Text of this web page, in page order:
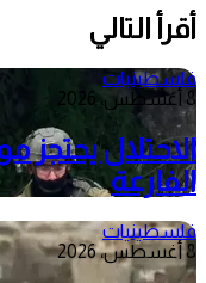
أقرأ التالي
فلسطينيات
8 أغسطس، 2026
الاحتلال
الفارعة
فلسطينيات
8 أغسطس، 2026